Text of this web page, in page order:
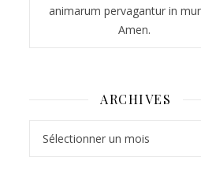
animarum pervagantur in
Amen.
ARCHIVES